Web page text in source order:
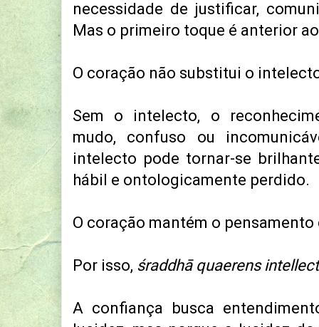
necessidade de justificar,
Mas o primeiro toque é anterior
O coração não substitui o
Sem o intelecto, o
mudo, confuso ou
intelecto pode tornar-se
hábil e ontologicamente perdido.
O coração mantém o
Por isso, śraddhā quaerens
A confiança busca